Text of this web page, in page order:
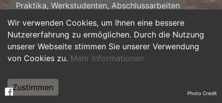
Wir verwenden Cookies, um Ihnen eine bessere
Nutzererfahrung zu ermöglichen. Durch die Nutzung
unserer Webseite stimmen Sie unserer Verwendung
von Cookies zu. Mehr Informationen
Zustimmen
Praktika, Werkstudenten, Abschlussarbeiten
Personalwesen Assistenz, Sekretariat
Hilfskräfte, Aushilfs- und Nebenjobs
Weiterbildung, Studium, duale Ausbildung Photo Credit